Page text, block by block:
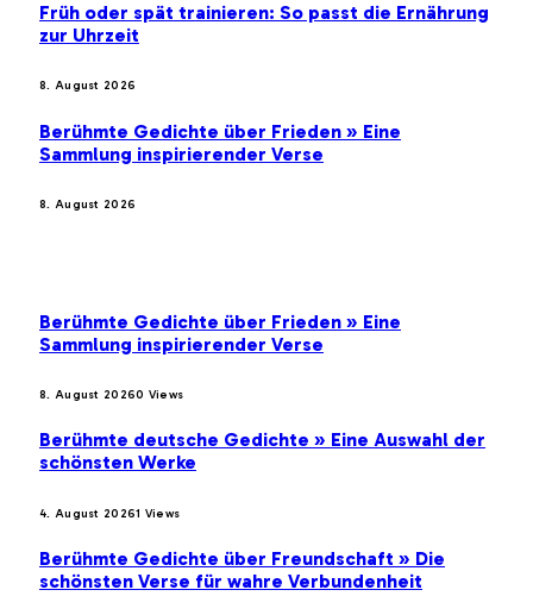
Früh oder spät trainieren: So passt die Ernährung
zur Uhrzeit
8. August 2026
Berühmte Gedichte über Frieden » Eine
Sammlung inspirierender Verse
8. August 2026
Berühmte Gedichte über Frieden » Eine
Sammlung inspirierender Verse
8. August 20260 Views
Berühmte deutsche Gedichte » Eine Auswahl der
schönsten Werke
4. August 20261 Views
Berühmte Gedichte über Freundschaft » Die
schönsten Verse für wahre Verbundenheit